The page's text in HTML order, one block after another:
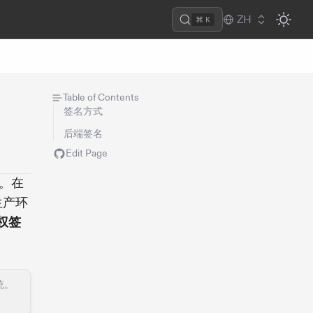
⌘ K ZH
在
环
签
Table of Contents
签名方式
后端签名
Edit Page